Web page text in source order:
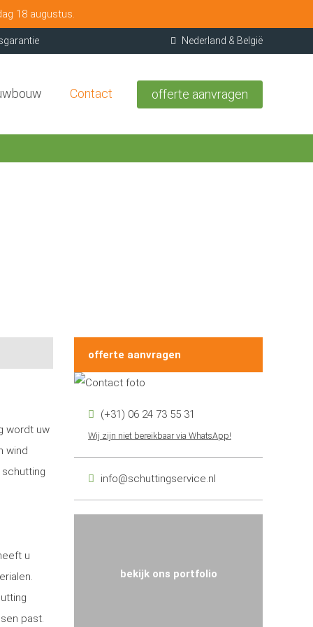
18 augustus.
Nederland & België
Contact offerte aanvragen
wordt uw
wind
u
past.
offerte aanvragen
(+31) 06 24 73 55 31
Wij zijn niet bereikbaar via WhatsApp!
info@schuttingservice.nl
bekijk ons portfolio